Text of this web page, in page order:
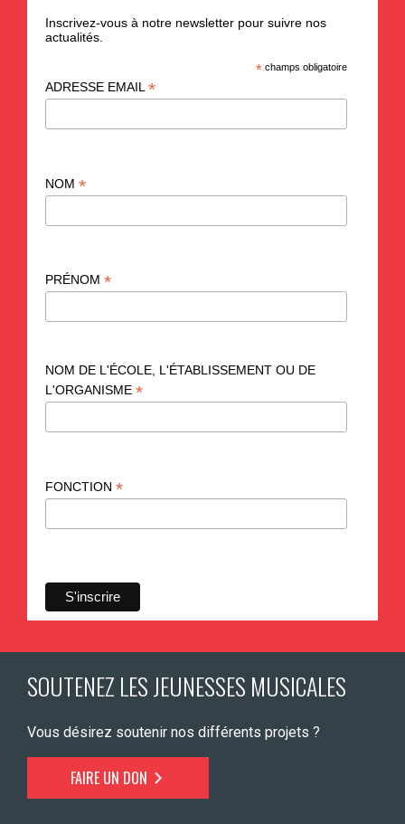
Inscrivez-vous à notre newsletter pour suivre nos
actualités.
* champs obligatoire
ADRESSE EMAIL *
NOM *
PRÉNOM *
NOM DE L'ÉCOLE, L'ÉTABLISSEMENT OU DE
L'ORGANISME *
FONCTION *
SOUTENEZ LES JEUNESSES MUSICALES
Vous désirez soutenir nos différents projets ?
FAIRE UN DON